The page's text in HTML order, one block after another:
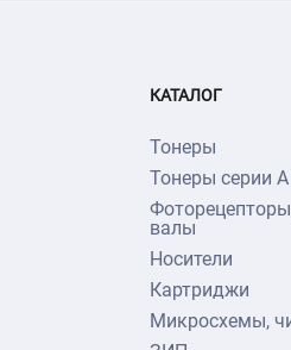
КАТАЛОГ
Тонеры
Тонеры серии
валы
Носители
Картриджи
Микросхемы,